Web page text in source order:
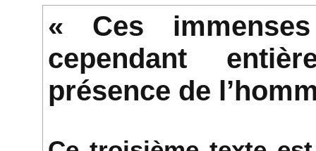
« Ces
cependant
présence de